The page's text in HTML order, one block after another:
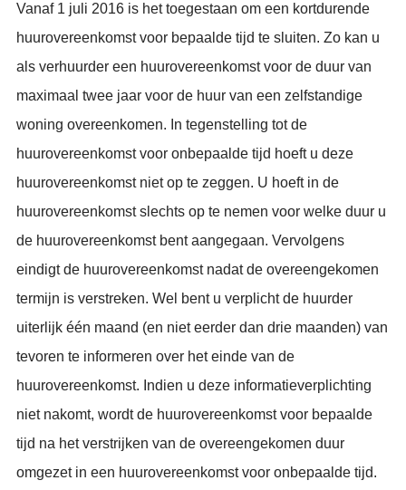
Vanaf 1 juli 2016 is het toegestaan om een kortdurende
huurovereenkomst voor bepaalde tijd te sluiten. Zo kan u
als verhuurder een huurovereenkomst voor de duur van
maximaal twee jaar voor de huur van een zelfstandige
woning overeenkomen. In tegenstelling tot de
huurovereenkomst voor onbepaalde tijd hoeft u deze
huurovereenkomst niet op te zeggen. U hoeft in de
huurovereenkomst slechts op te nemen voor welke duur u
de huurovereenkomst bent aangegaan. Vervolgens
eindigt de huurovereenkomst nadat de overeengekomen
termijn is verstreken. Wel bent u verplicht de huurder
uiterlijk één maand (en niet eerder dan drie maanden) van
tevoren te informeren over het einde van de
huurovereenkomst. Indien u deze informatieverplichting
niet nakomt, wordt de huurovereenkomst voor bepaalde
tijd na het verstrijken van de overeengekomen duur
omgezet in een huurovereenkomst voor onbepaalde tijd.